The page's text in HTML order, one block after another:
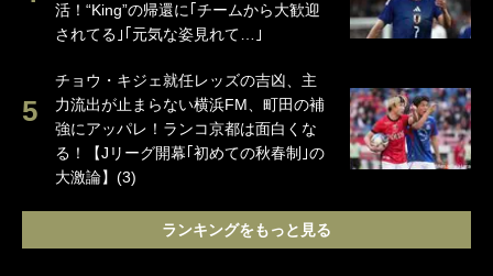
活！“King”の帰還に｢チームから大歓迎
されてる｣｢元気な姿見れて…｣
チョウ・キジェ就任レッズの吉凶、主
力流出が止まらない横浜FM、町田の補
強にアッパレ！ランコ京都は面白くな
る！【Jリーグ開幕｢初めての秋春制｣の
大激論】(3)
ランキングをもっと見る